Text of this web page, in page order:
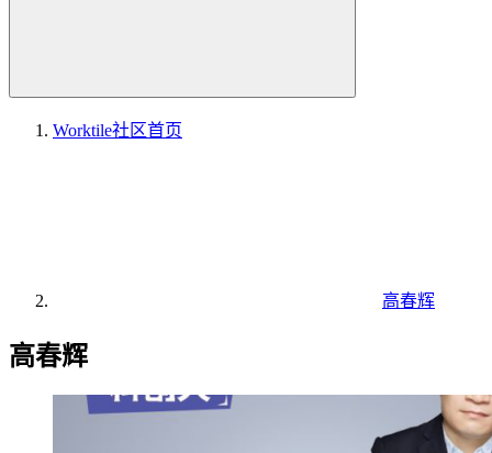
Worktile社区首页
高春辉
高春辉